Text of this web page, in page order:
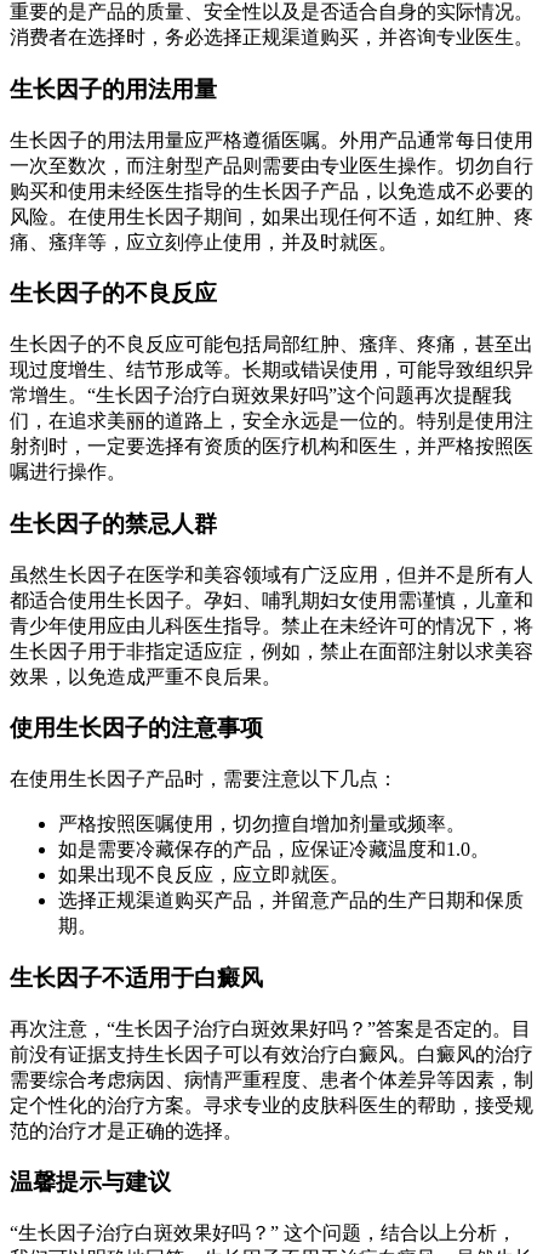
重要的是产品的质量、安全性以及是否适合自身的实际情况。
消费者在选择时，务必选择正规渠道购买，并咨询专业医生。
生长因子的用法用量
生长因子的用法用量应严格遵循医嘱。外用产品通常每日使用
一次至数次，而注射型产品则需要由专业医生操作。切勿自行
购买和使用未经医生指导的生长因子产品，以免造成不必要的
风险。在使用生长因子期间，如果出现任何不适，如红肿、疼
痛、瘙痒等，应立刻停止使用，并及时就医。
生长因子的不良反应
生长因子的不良反应可能包括局部红肿、瘙痒、疼痛，甚至出
现过度增生、结节形成等。长期或错误使用，可能导致组织异
常增生。“生长因子治疗白斑效果好吗”这个问题再次提醒我
们，在追求美丽的道路上，安全永远是一位的。特别是使用注
射剂时，一定要选择有资质的医疗机构和医生，并严格按照医
嘱进行操作。
生长因子的禁忌人群
虽然生长因子在医学和美容领域有广泛应用，但并不是所有人
都适合使用生长因子。孕妇、哺乳期妇女使用需谨慎，儿童和
青少年使用应由儿科医生指导。禁止在未经许可的情况下，将
生长因子用于非指定适应症，例如，禁止在面部注射以求美容
效果，以免造成严重不良后果。
使用生长因子的注意事项
在使用生长因子产品时，需要注意以下几点：
严格按照医嘱使用，切勿擅自增加剂量或频率。
如是需要冷藏保存的产品，应保证冷藏温度和1.0。
如果出现不良反应，应立即就医。
选择正规渠道购买产品，并留意产品的生产日期和保质
期。
生长因子不适用于白癜风
再次注意，“生长因子治疗白斑效果好吗？”答案是否定的。目
前没有证据支持生长因子可以有效治疗白癜风。白癜风的治疗
需要综合考虑病因、病情严重程度、患者个体差异等因素，制
定个性化的治疗方案。寻求专业的皮肤科医生的帮助，接受规
范的治疗才是正确的选择。
温馨提示与建议
“生长因子治疗白斑效果好吗？” 这个问题，结合以上分析，